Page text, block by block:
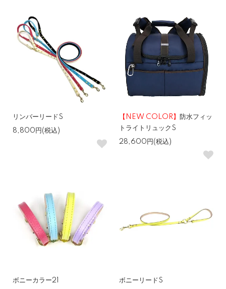
リンバーリードS
8,800円(税込)
【NEW COLOR】 防水フィッ
トライトリュックS
28,600円(税込)
ボニーカラー21
ボニーリードS